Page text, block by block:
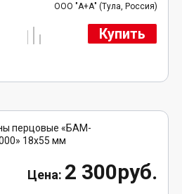
ООО "А+А" (Тула, Россия)
Купить
2 300руб.